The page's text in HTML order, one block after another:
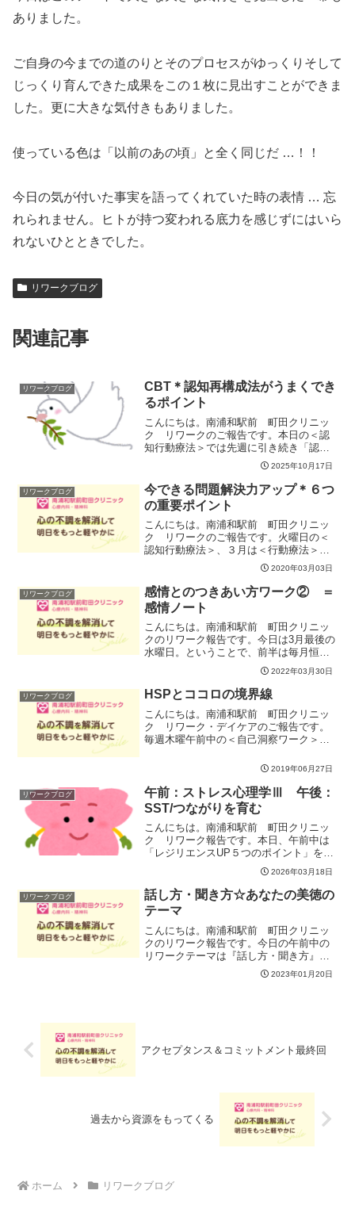
ありました。
ご自身の今までの道のりとそのプロセスがゆっくりそして
じっくり育んできた成果をこの１枚に見出すことができま
した。更に大きな気付きもありました。
使っている色は「以前のあの頃」と全く同じだ …！！
今日の気が付いた事実を語ってくれていた時の表情 … 忘
れられません。ヒトが持つ変われる底力を感じずにはいら
れないひとときでした。
リワークブログ
関連記事
リワークブログ
CBT＊認知再構成法がうまくでき
るポイント
こんにちは。南浦和駅前 町田クリニッ
ク リワークのご報告です。本日の＜認
知行動療法＞では先週に引き続き「認知
再構成法」に取り組みました。やってみ
ても上手くいかないんです～なんだかピ
ンと来ませんでした～というようなお声
を戴いて「どれどれ見せて...
2025年10月17日
リワークブログ
今できる問題解決力アップ＊６つ
の重要ポイント
こんにちは。南浦和駅前 町田クリニッ
ク リワークのご報告です。火曜日の＜
認知行動療法＞、３月は＜行動療法＞の
方に焦点を当てて、問題解決に向けてア
クションをより楽に起こせる自分になっ
ていくプロセスを皆で進んでいきます。
今日はシリーズ１回目。基...
2020年03月03日
リワークブログ
感情とのつきあい方ワーク② ＝
感情ノート
こんにちは。南浦和駅前 町田クリニッ
クのリワーク報告です。今日は3月最後の
水曜日。ということで、前半は毎月恒例
の月間振り返りを行いました。いつもの
ように今月やったこと、気づいたことを
１人ずつ振り返りました。その後、お互
いにシェアしていくので...
2022年03月30日
リワークブログ HSPとココロの境界線
こんにちは。南浦和駅前 町田クリニッ
ク リワーク・デイケアのご報告です。
毎週木曜午前中の＜自己洞察ワーク＞、
て、この２つの関係性を通して自分を見
つめてみました。HSPとは「Highly
sensitiv...
2019年06月27日
リワークブログ
午前：ストレス心理学Ⅲ 午後：
SST/つながりを育む
こんにちは。南浦和駅前 町田クリニッ
ク リワーク報告です。本日、午前中は
「レジリエンスUP５つのポイント」を行
いました。ストレスと上手く付き合うた
めの対処法である『レジリエンス』困難
な出来事があっても、回復しながら前に
進んでいく力！は、スト...
2026年03月18日
リワークブログ
話し方・聞き方☆あなたの美徳の
テーマ
こんにちは。南浦和駅前 町田クリニッ
クのリワーク報告です。今日の午前中の
リワークテーマは『話し方・聞き方』で
す。あらゆるビジネスシーンで気を付け
たいのが言葉。より丁寧な話し方や聞き
2023年01月20日
アクセプタンス＆コミットメント最終回
過去から資源をもってくる
ホーム リワークブログ